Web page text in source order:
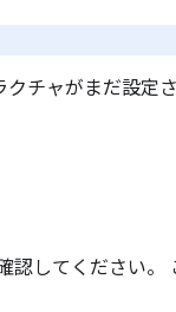
クチャがまだ設定
認してください。